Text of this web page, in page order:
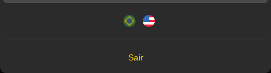
Política de Privacidade
você concorda com estes termos.
fatos:
Tenho ao menos 18 anos de idade e sou maior de idade
Sair